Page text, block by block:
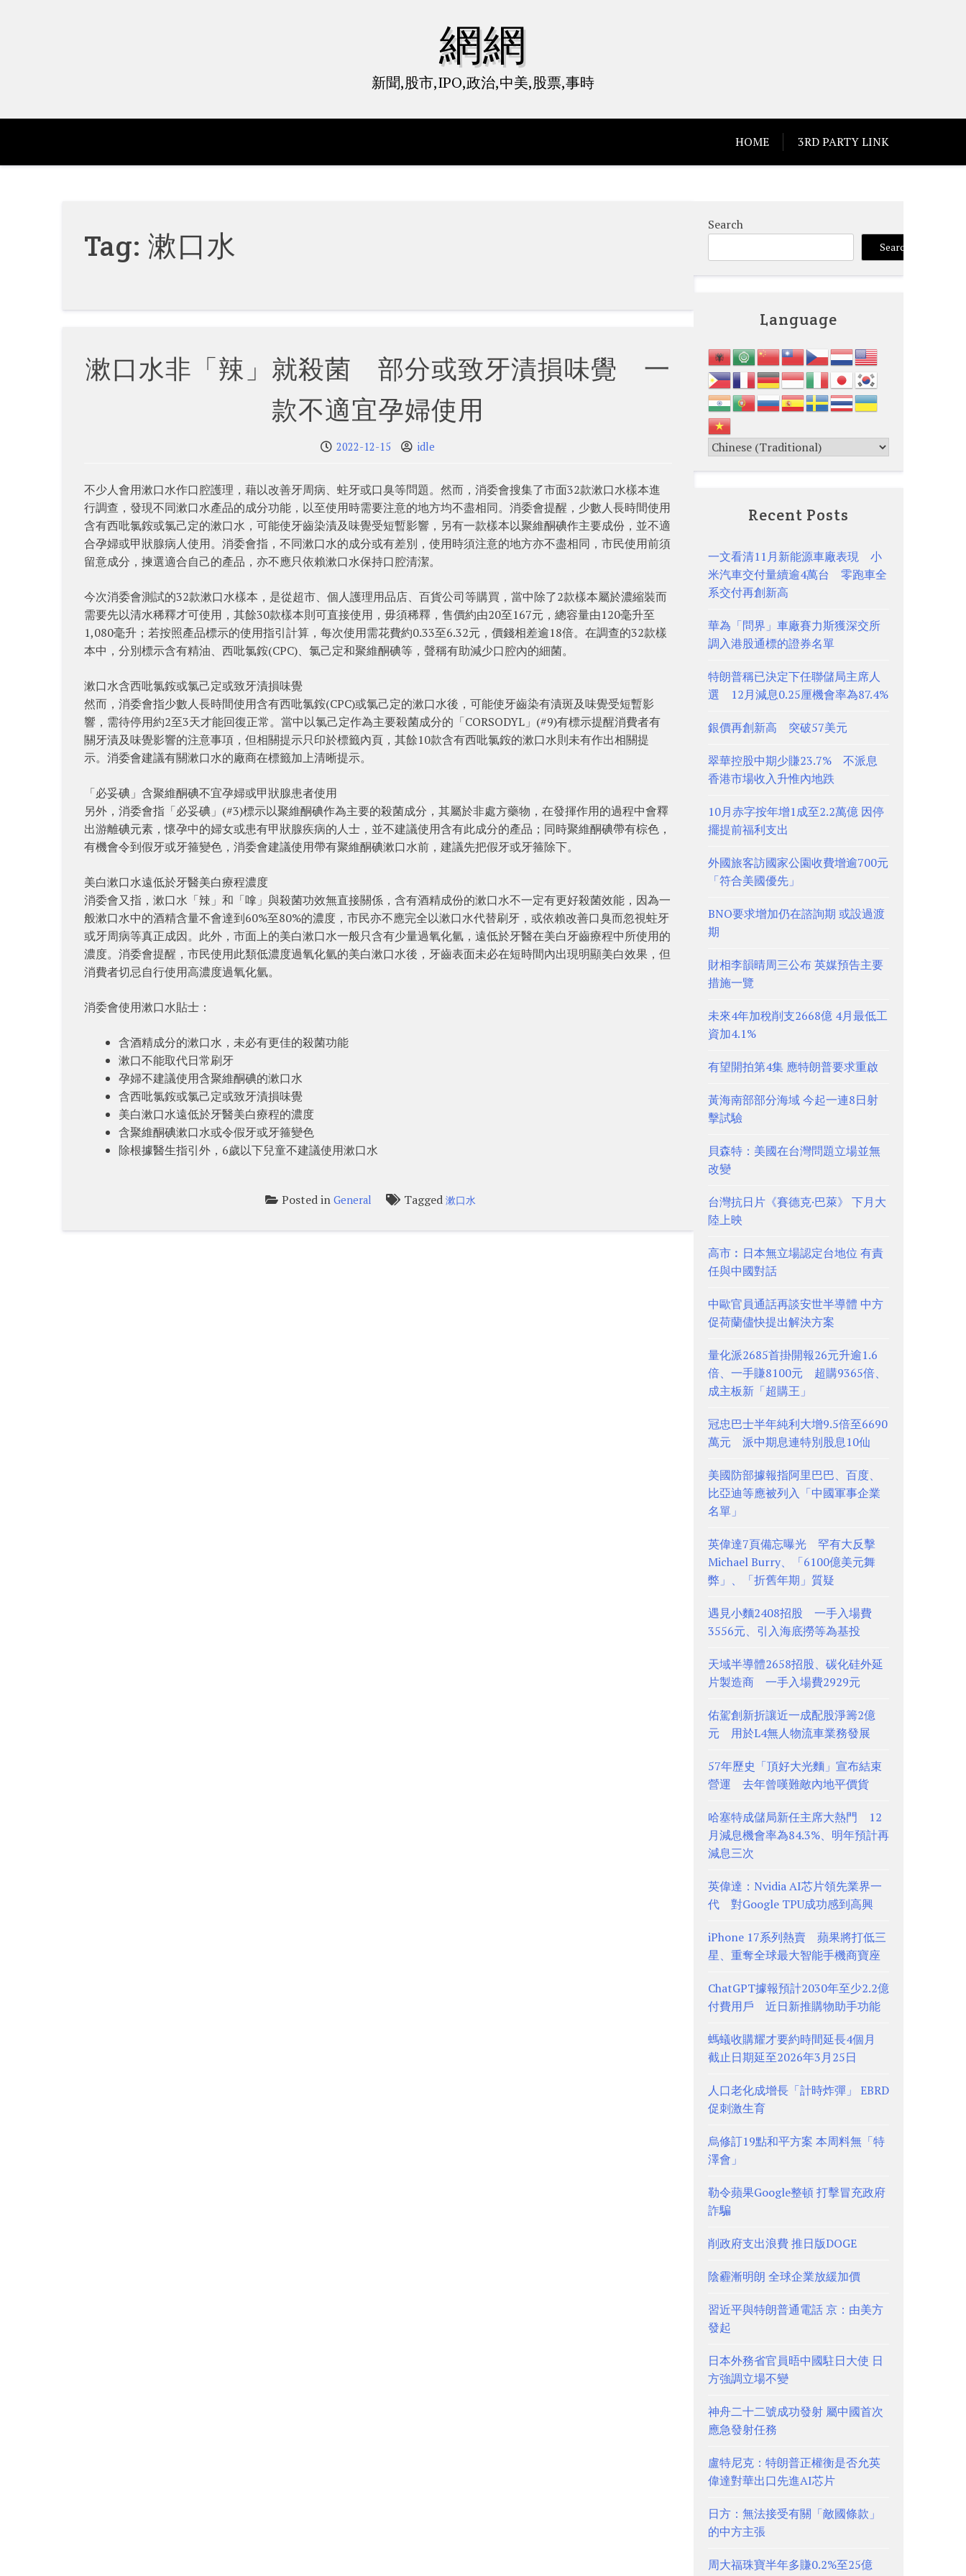
網網
新聞,股市,IPO,政治,中美,股票,事時
HOME 3RD PARTY LINK
Tag: 漱口水
漱口水非「辣」就殺菌 部分或致牙漬損味覺 一
款不適宜孕婦使用
2022-12-15 idle
不少人會用漱口水作口腔護理，藉以改善牙周病、蛀牙或口臭等問題。然而，消委會搜集了市面32款漱口水樣本進
行調查，發現不同漱口水產品的成分功能，以至使用時需要注意的地方均不盡相同。消委會提醒，少數人長時間使用
含有西吡氯銨或氯己定的漱口水，可能使牙齒染漬及味覺受短暫影響，另有一款樣本以聚維酮碘作主要成份，並不適
合孕婦或甲狀腺病人使用。消委會指，不同漱口水的成分或有差別，使用時須注意的地方亦不盡相同，市民使用前須
留意成分，揀選適合自己的產品，亦不應只依賴漱口水保持口腔清潔。
今次消委會測試的32款漱口水樣本，是從超市、個人護理用品店、百貨公司等購買，當中除了2款樣本屬於濃縮裝而
需要先以清水稀釋才可使用，其餘30款樣本則可直接使用，毋須稀釋，售價約由20至167元，總容量由120毫升至
1,080毫升；若按照產品標示的使用指引計算，每次使用需花費約0.33至6.32元，價錢相差逾18倍。在調查的32款樣
本中，分別標示含有精油、西吡氯銨(CPC)、氯己定和聚維酮碘等，聲稱有助減少口腔內的細菌。
漱口水含西吡氯銨或氯己定或致牙漬損味覺
然而，消委會指少數人長時間使用含有西吡氯銨(CPC)或氯己定的漱口水後，可能使牙齒染有漬斑及味覺受短暫影
響，需待停用約2至3天才能回復正常。當中以氯己定作為主要殺菌成分的「CORSODYL」(#9)有標示提醒消費者有
關牙漬及味覺影響的注意事項，但相關提示只印於標籤內頁，其餘10款含有西吡氯銨的漱口水則未有作出相關提
示。消委會建議有關漱口水的廠商在標籤加上清晰提示。
「必妥碘」含聚維酮碘不宜孕婦或甲狀腺患者使用
另外，消委會指「必妥碘」(#3)標示以聚維酮碘作為主要的殺菌成分，其屬於非處方藥物，在發揮作用的過程中會釋
出游離碘元素，懷孕中的婦女或患有甲狀腺疾病的人士，並不建議使用含有此成分的產品；同時聚維酮碘帶有棕色，
有機會令到假牙或牙箍變色，消委會建議使用帶有聚維酮碘漱口水前，建議先把假牙或牙箍除下。
美白漱口水遠低於牙醫美白療程濃度
消委會又指，漱口水「辣」和「嗱」與殺菌功效無直接關係，含有酒精成份的漱口水不一定有更好殺菌效能，因為一
般漱口水中的酒精含量不會達到60%至80%的濃度，市民亦不應完全以漱口水代替刷牙，或依賴改善口臭而忽視蛀牙
或牙周病等真正成因。此外，市面上的美白漱口水一般只含有少量過氧化氫，遠低於牙醫在美白牙齒療程中所使用的
濃度。消委會提醒，市民使用此類低濃度過氧化氫的美白漱口水後，牙齒表面未必在短時間內出現明顯美白效果，但
消費者切忌自行使用高濃度過氧化氫。
消委會使用漱口水貼士：
含酒精成分的漱口水，未必有更佳的殺菌功能
漱口不能取代日常刷牙
孕婦不建議使用含聚維酮碘的漱口水
含西吡氯銨或氯己定或致牙漬損味覺
美白漱口水遠低於牙醫美白療程的濃度
含聚維酮碘漱口水或令假牙或牙箍變色
除根據醫生指引外，6歲以下兒童不建議使用漱口水
Posted inGeneral Tagged漱口水
Search
Search
Language
Recent Posts
一文看清11月新能源車廠表現 小
米汽車交付量續逾4萬台 零跑車全
系交付再創新高
華為「問界」車廠賽力斯獲深交所
調入港股通標的證券名單
特朗普稱已決定下任聯儲局主席人
選 12月減息0.25厘機會率為87.4%
銀價再創新高 突破57美元
翠華控股中期少賺23.7% 不派息
香港市場收入升惟內地跌
10月赤字按年增1成至2.2萬億 因停
擺提前福利支出
外國旅客訪國家公園收費增逾700元
「符合美國優先」
BNO要求增加仍在諮詢期 或設過渡
期
財相李韻晴周三公布 英媒預告主要
措施一覽
未來4年加稅削支2668億 4月最低工
資加4.1%
有望開拍第4集 應特朗普要求重啟
黃海南部部分海域 今起一連8日射
擊試驗
貝森特：美國在台灣問題立場並無
改變
台灣抗日片《賽德克·巴萊》 下月大
陸上映
高市︰日本無立場認定台地位 有責
任與中國對話
中歐官員通話再談安世半導體 中方
促荷蘭儘快提出解決方案
量化派2685首掛開報26元升逾1.6
倍、一手賺8100元 超購9365倍、
成主板新「超購王」
冠忠巴士半年純利大增9.5倍至6690
萬元 派中期息連特別股息10仙
美國防部據報指阿里巴巴、百度、
比亞迪等應被列入「中國軍事企業
名單」
英偉達7頁備忘曝光 罕有大反擊
Michael Burry、「6100億美元舞
弊」、「折舊年期」質疑
遇見小麵2408招股 一手入場費
3556元、引入海底撈等為基投
天域半導體2658招股、碳化硅外延
片製造商 一手入場費2929元
佑駕創新折讓近一成配股淨籌2億
元 用於L4無人物流車業務發展
57年歷史「頂好大光麵」宣布結束
營運 去年曾嘆難敵內地平價貨
哈塞特成儲局新任主席大熱門 12
月減息機會率為84.3%、明年預計再
減息三次
英偉達：Nvidia AI芯片領先業界一
代 對Google TPU成功感到高興
iPhone 17系列熱賣 蘋果將打低三
星、重奪全球最大智能手機商寶座
ChatGPT據報預計2030年至少2.2億
付費用戶 近日新推購物助手功能
螞蟻收購耀才要約時間延長4個月
截止日期延至2026年3月25日
人口老化成增長「計時炸彈」 EBRD
促刺激生育
烏修訂19點和平方案 本周料無「特
澤會」
勒令蘋果Google整頓 打擊冒充政府
詐騙
削政府支出浪費 推日版DOGE
陰霾漸明朗 全球企業放緩加價
習近平與特朗普通電話 京：由美方
發起
日本外務省官員晤中國駐日大使 日
方強調立場不變
神舟二十二號成功發射 屬中國首次
應急發射任務
盧特尼克：特朗普正權衡是否允英
偉達對華出口先進AI芯片
日方：無法接受有關「敵國條款」
的中方主張
周大福珠寶半年多賺0.2%至25億